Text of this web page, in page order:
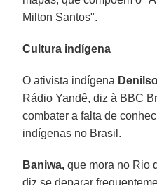
Milton Santos".
Cultura indígena
O ativista indígena
Rádio Yandê, diz à BBC
combater a falta de
indígenas no Brasil.
Baniwa, que mora no Rio
diz se deparar